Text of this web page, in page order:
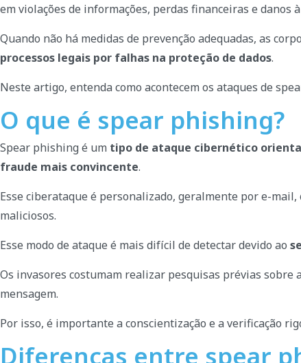
em violações de informações, perdas financeiras e danos
Quando não há medidas de prevenção adequadas, as
processos legais por falhas na proteção de dados.
Neste artigo, entenda como acontecem os ataques de
O que é spear phishing?
Spear phishing é um tipo de ataque cibernético
fraude mais convincente.
Esse ciberataque é personalizado, geralmente por e-
maliciosos.
Esse modo de ataque é mais difícil de detectar devido ao
Os invasores costumam realizar pesquisas prévias sobre
mensagem.
Por isso, é importante a conscientização e a verificação
Diferenças entre spear